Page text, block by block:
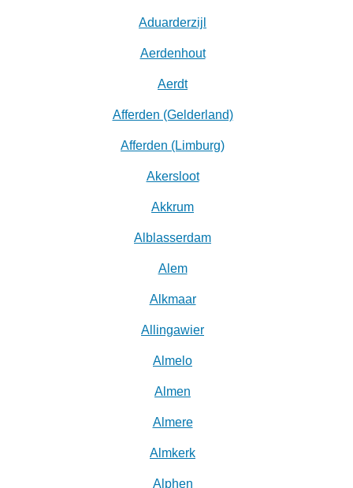
Aduarderzijl
Aerdenhout
Aerdt
Afferden (Gelderland)
Afferden (Limburg)
Akersloot
Akkrum
Alblasserdam
Alem
Alkmaar
Allingawier
Almelo
Almen
Almere
Almkerk
Alphen